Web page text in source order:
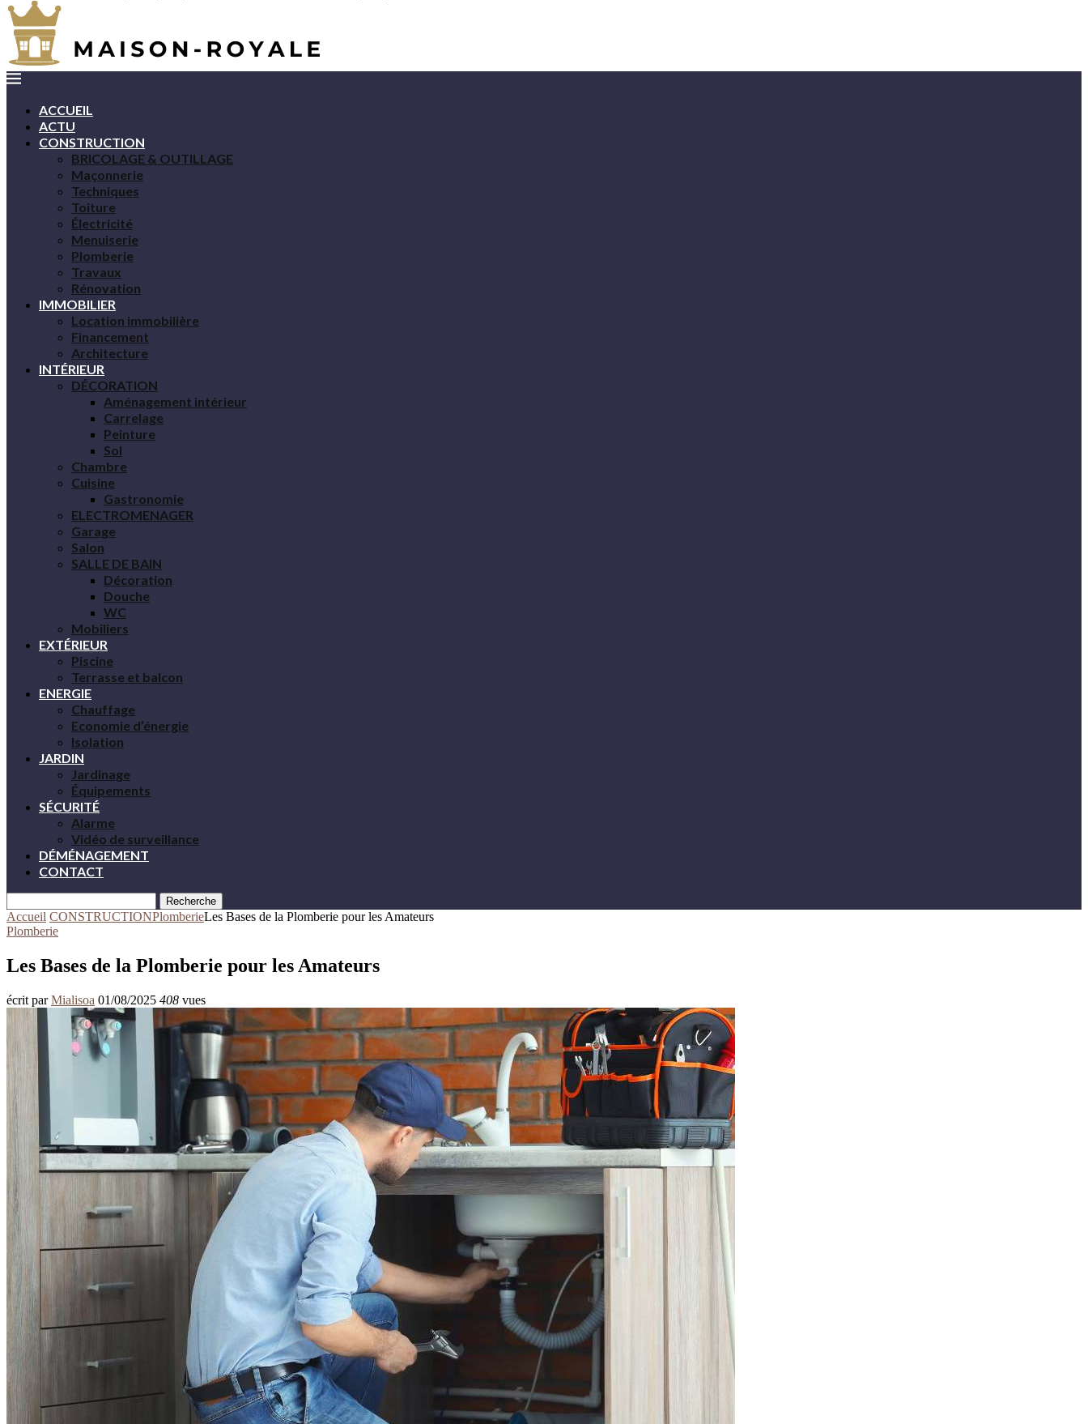
ACCUEIL
ACTU
CONSTRUCTION
BRICOLAGE & OUTILLAGE
Maçonnerie
Techniques
Toiture
Électricité
Menuiserie
Plomberie
Travaux
Rénovation
IMMOBILIER
Location immobilière
Financement
Architecture
INTÉRIEUR
DÉCORATION
Aménagement intérieur
Carrelage
Peinture
Sol
Chambre
Cuisine
Gastronomie
ELECTROMENAGER
Garage
Salon
SALLE DE BAIN
Décoration
Douche
WC
Mobiliers
EXTÉRIEUR
Piscine
Terrasse et balcon
ENERGIE
Chauffage
Economie d’énergie
Isolation
JARDIN
Jardinage
Équipements
SÉCURITÉ
Alarme
Vidéo de surveillance
DÉMÉNAGEMENT
CONTACT
Recherche
Accueil CONSTRUCTIONPlomberieLes Bases de la Plomberie pour les Amateurs
Plomberie
Les Bases de la Plomberie pour les Amateurs
écrit parMialisoa 01/08/2025 408 vues